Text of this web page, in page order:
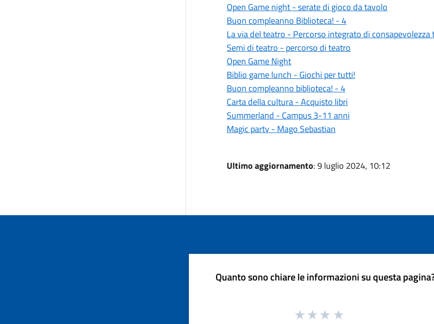
Open Game night - serate di gioco da tavolo
Buon compleanno Biblioteca! - 4
La via del teatro - Percorso integrato di consapevolezza
Semi di teatro - percorso di teatro
Open Game Night
Biblio game lunch - Giochi per tutti!
Buon compleanno biblioteca! - 4
Carta della cultura - Acquisto libri
Summerland - Campus 3-11 anni
Magic party - Mago Sebastian
Ultimo aggiornamento: 9 luglio 2024, 10:12
Quanto sono chiare le informazioni su questa